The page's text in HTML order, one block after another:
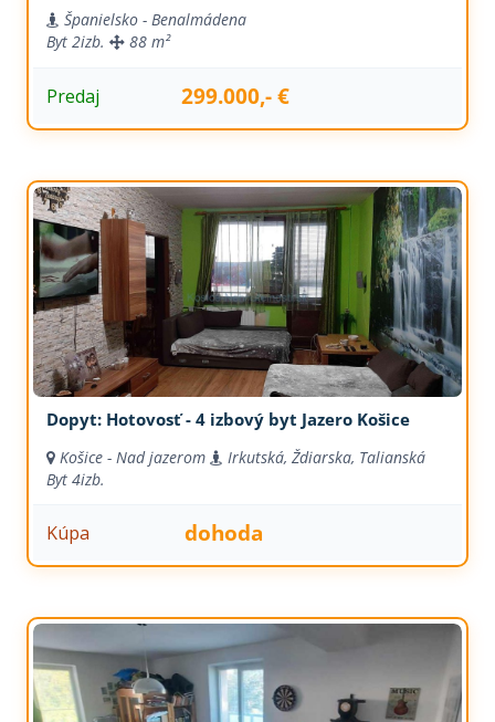
Španielsko - Benalmádena
Byt 2izb. 88 m²
Predaj 299.000,- €
Dopyt: Hotovosť - 4 izbový byt Jazero Košice
Košice - Nad jazerom
Irkutská, Ždiarska, Talianská
Byt 4izb.
Kúpa dohoda